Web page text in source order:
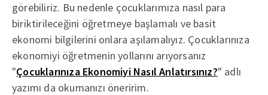
görebiliriz. Bu nedenle çocuklarımıza nasıl para
biriktirileceğini öğretmeye başlamalı ve basit
ekonomi bilgilerini onlara aşılamalıyız. Çocuklarınıza
ekonomiyi öğretmenin yollarını arıyorsanız
"Çocuklarınıza Ekonomiyi Nasıl Anlatırsınız?" adlı
yazımı da okumanızı öneririm.